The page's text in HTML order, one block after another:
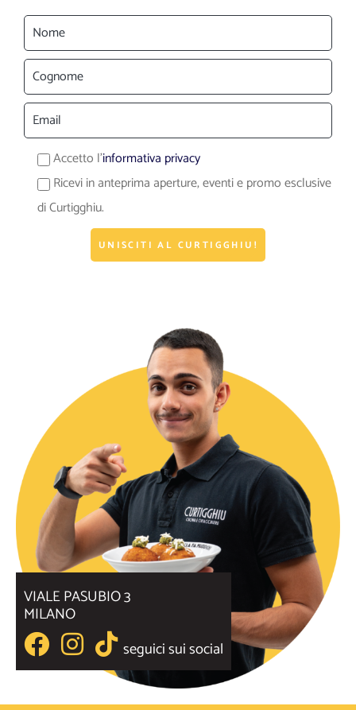
Accetto l'informativa privacy
Ricevi in anteprima aperture, eventi e promo esclusive
di Curtigghiu.
UNISCITI AL CURTIGGHIU!
VIALE PASUBIO 3
MILANO
seguici sui social